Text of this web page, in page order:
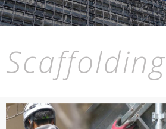
Scaffolding